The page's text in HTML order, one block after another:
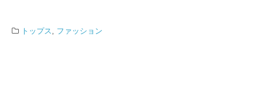
トップス ファッション